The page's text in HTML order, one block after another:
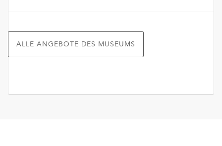
ALLE ANGEBOTE DES MUSEUMS